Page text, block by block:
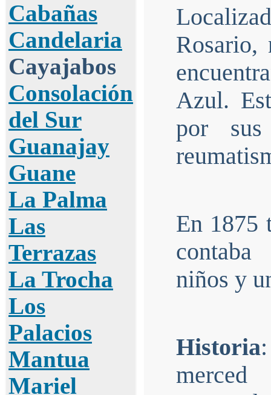
Cabañas
Candelaria
Cayajabos
Consolación
del Sur
Guanajay
Guane
La Palma
Las
Terrazas
La Trocha
Los
Palacios
Mantua
Mariel
Azul.
por
En 1875
niños y
Historia
merced